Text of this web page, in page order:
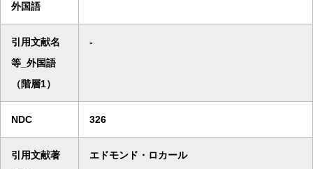
外国語
引用文献名
等_外国語
（階層1）
-
NDC 326
引用文献著
エドモンド・ロカール